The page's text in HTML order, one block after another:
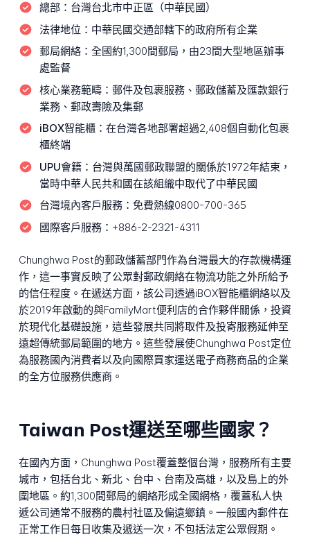
總部： 台灣台北市中正區（中華民國）
法律地位： 中華民國交通部轄下的政府所有企業
郵局網絡： 全國約1,300間郵局，由23間大型地區辦事
處監督
核心業務範疇： 郵件及包裹服務、郵政儲蓄及匯款銀行
業務、郵政壽險及集郵
iBOX智能櫃： 在台灣各地部署超過2,408個自動化包裹
櫃終端
UPU會籍： 台灣與萬國郵政聯盟的關係於1972年結束，
當時中華人民共和國在該組織中取代了中華民國
台灣境內客戶服務： 免費熱線0800-700-365
國際客戶服務： +886-2-2321-4311
Chunghwa Post的郵政儲蓄部門作為台灣最大的存款機構運
作，這一事實反映了公眾對郵政網絡在物流功能之外所給予
的信任程度。在遞送方面，該公司透過iBOX智能櫃網絡以及
於2019年啟動的與FamilyMart便利店的合作夥伴關係，投資
於現代化基礎設施，這些發展共同將取件及投寄服務延伸至
遠超傳統郵局範圍的地方。這些發展使Chunghwa Post定位
為服務國內消費者以及向國際買家運送電子商務商品的企業
的全方位服務供應商。
Taiwan Post運送至哪些國家？
在國內方面，Chunghwa Post覆蓋整個台灣，服務所有主要
城市，包括台北、新北、台中、台南及高雄，以及島上的外
圍地區。約1,300間郵局的網絡形成全國網格，覆蓋私人快
遞公司通常不服務的農村社區及偏遠鄉鎮。一般國內郵件在
正常工作日每日收集及遞送一次，不包括法定公眾假期。